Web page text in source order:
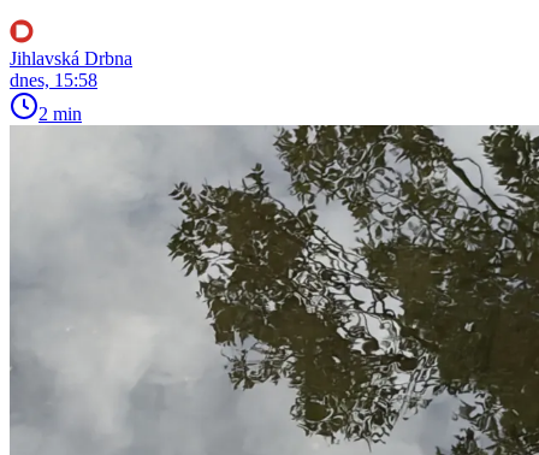
Jihlavská Drbna
dnes, 15:58
2 min